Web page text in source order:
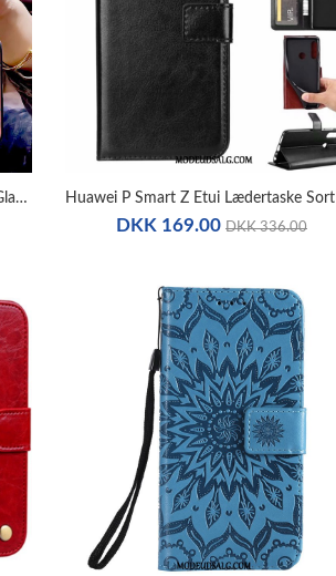
Huawei P Smart Z Etui Silikone Cover Glas Simple Beskyttelse Huawei P Smart Z Etui Lædertaske Sort
DKK 169.00 DKK 336.00